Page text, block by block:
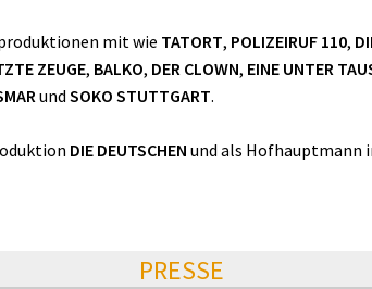
mit wie TATORT, POLIZEIRUF 110,
ZEUGE, BALKO, DER CLOWN, EINE UNTER
und SOKO STUTTGART.
DIE DEUTSCHEN und als Hofhauptmann
PRESSE